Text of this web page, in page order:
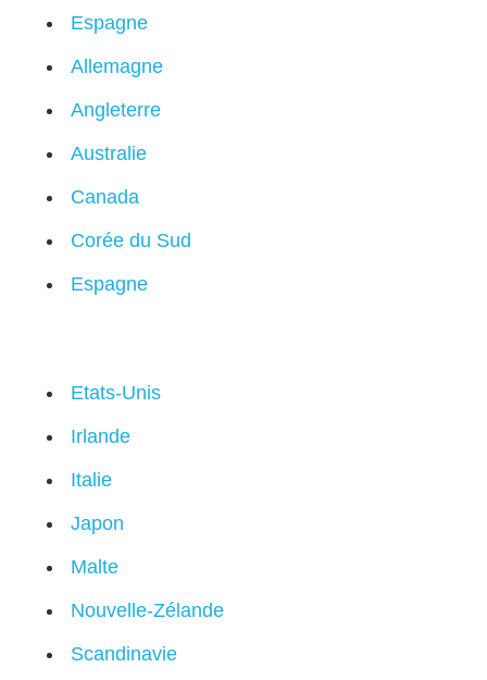
Espagne
Allemagne
Angleterre
Australie
Canada
Corée du Sud
Espagne
Etats-Unis
Irlande
Italie
Japon
Malte
Nouvelle-Zélande
Scandinavie